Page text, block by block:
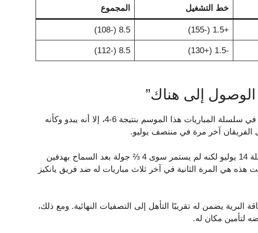
خط التشغيل المجموع
+1.5 (-155)
8.5 (-108)
-1.5 (+130)
8.5 (-112)
إلى هناك”
لقد كان أداء فريق أوريولز سيئًا للغاية. ورغم تقدمه في سلسلة المباريات هذا الموسم بنتيجة 6-4، إلا أنه يبدو وكأنه
الفريقان آخر مرة في منتصف يوليو.
حصل كريمر على البداية في المباراة النهائية لسلسلة 14 يوليو لكنه لم يستمر سوى 4 ⅔ جولة بعد السماح بهدفين
هي المرة الثانية في آخر ثلاث مباريات له ضد فريق يانكيز
البرية يضمن له تقريبًا التأهل إلى التصفيات النهائية. ومع ذلك،
لتأمين مكان له.